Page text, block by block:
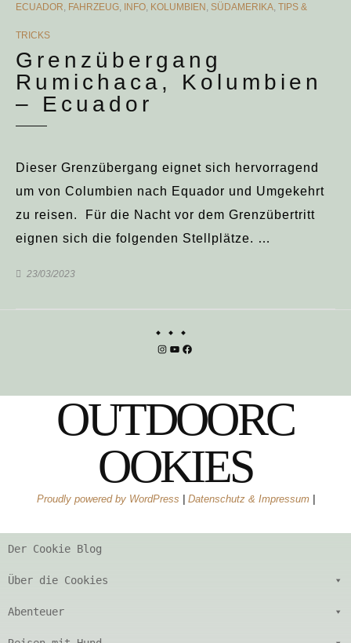
CATEGORIES
ECUADOR, FAHRZEUG, INFO, KOLUMBIEN , SÜDAMERIKA, TIPS &
TRICKS
Grenzübergang
Rumichaca, Kolumbien
– Ecuador
Dieser Grenzübergang eignet sich hervorragend
um von Columbien nach Equador und Umgekehrt
zu reisen. Für die Nacht vor dem Grenzübertritt
eignen sich die folgenden Stellplätze. …
23/03/2023
Instagram
YouTube
Facebook
OUTDOORC
OOKIES
Proudly powered by WordPress Datenschutz & Impressum
Der Cookie Blog
Über die Cookies
Abenteuer